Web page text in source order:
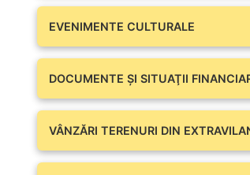
EVENIMENTE CULTURALE
DOCUMENTE ŞI SITUAŢII
VÂNZĂRI TERENURI DIN